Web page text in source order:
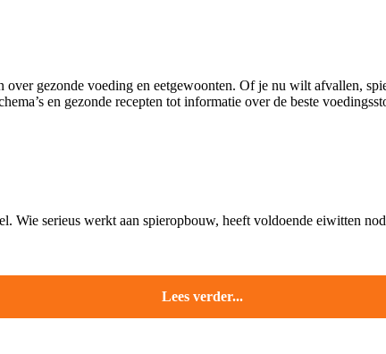
over gezonde voeding en eetgewoonten. Of je nu wilt afvallen,
en gezonde recepten tot informatie over de beste
Wie serieus werkt aan spieropbouw, heeft voldoende eiwitten
Lees verder...